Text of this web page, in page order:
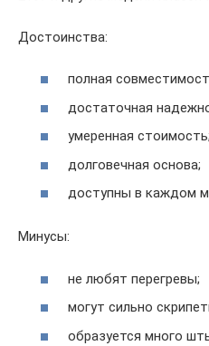
Достоинства:
полная
достаточная
умеренная стоимость;
долговечная основа;
доступны в каждом
Минусы:
не любят перегревы;
могут сильно
образуется много